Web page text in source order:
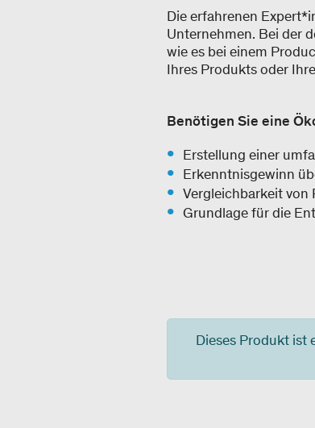
Die erfahrenen
Unternehmen. Bei der
wie es bei einem
Ihres Produkts oder
Benötigen Sie eine
Erstellung einer
Erkenntnisgewinn
Vergleichbarkeit
Grundlage für die
Dieses Produkt ist